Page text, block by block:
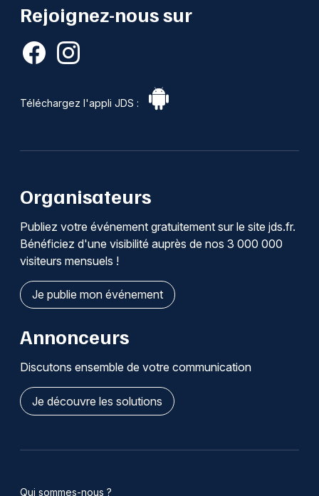
Rejoignez-nous sur
Téléchargez l'appli JDS :
Organisateurs
Publiez votre événement gratuitement sur le site jds.fr.
Bénéficiez d'une visibilité auprès de nos 3 000 000
visiteurs mensuels !
Je publie mon événement
Annonceurs
Discutons ensemble de votre communication
Je découvre les solutions
Qui sommes-nous ?